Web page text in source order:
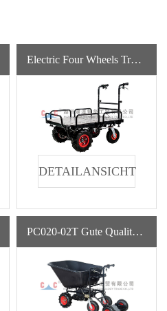
Electric Four Wheels Trolley-PC030-01 Fabrik Direkt Großhandel Barrow Lifter Farm Electric Power Industrial Schubkarren
DETAILANSICHT
PC020-02T Gute Qualität Neuankömmlinge Garten Metall High Top Schubkarre